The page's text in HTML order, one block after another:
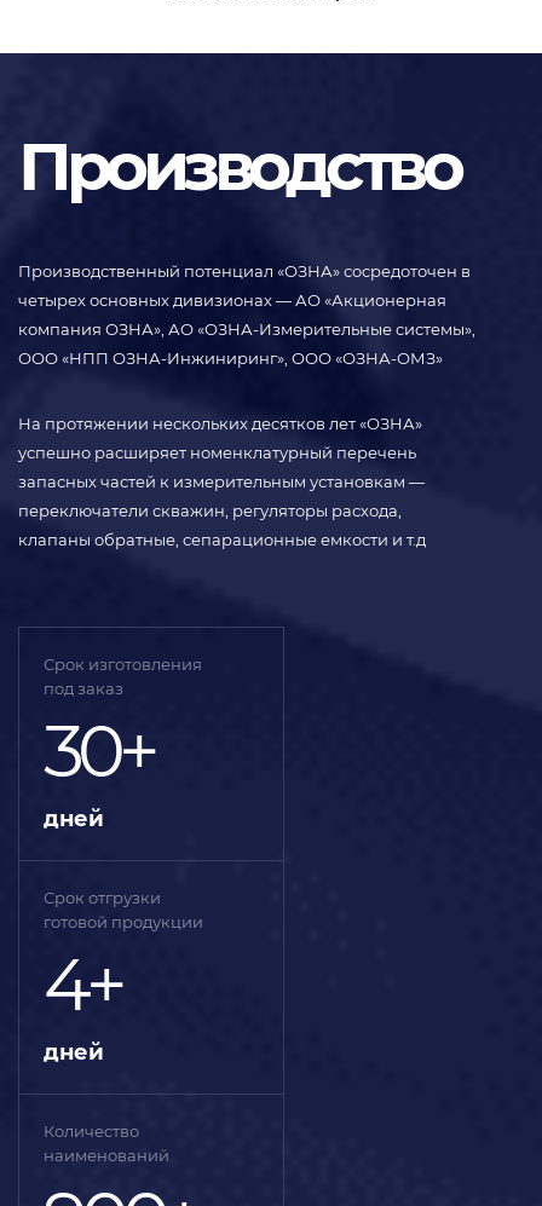
Производство
Производственный потенциал «ОЗНА» сосредоточен в
четырех основных дивизионах — АО «Акционерная
компания ОЗНА», АО «ОЗНА-Измерительные системы»,
ООО «НПП ОЗНА-Инжиниринг», ООО «ОЗНА-ОМЗ»
На протяжении нескольких десятков лет «ОЗНА»
успешно расширяет номенклатурный перечень
запасных частей к измерительным установкам —
переключатели скважин, регуляторы расхода,
клапаны обратные, сепарационные емкости и т.д
Срок изготовления
под заказ
30+
дней
Срок отгрузки
готовой продукции
4+
дней
Количество
наименований